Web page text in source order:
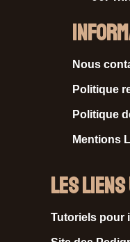
Nous
Politique
Politique
Mentions
Les
Tutoriels pour